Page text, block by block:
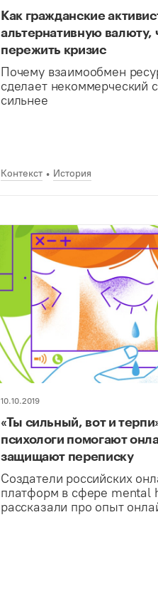
Как гражданские
альтернативную валюту,
пережить кризис
Почему взаимообмен
сделает некоммерческий
сильнее
Контекст История
10.10.2019
«Ты сильный, вот и
психологи помогают
защищают переписку
Создатели российских
платформ в сфере mental
рассказали про опыт